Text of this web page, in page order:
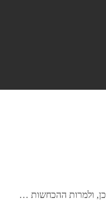
ולמרות ההכחשות …